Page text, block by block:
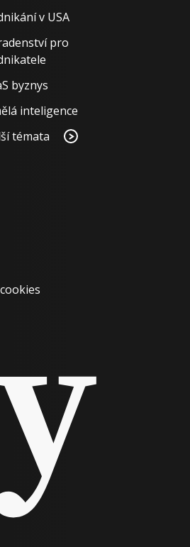
v USA
pro
byznys
inteligence
témata